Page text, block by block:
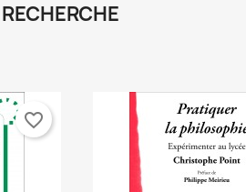
favorite_border